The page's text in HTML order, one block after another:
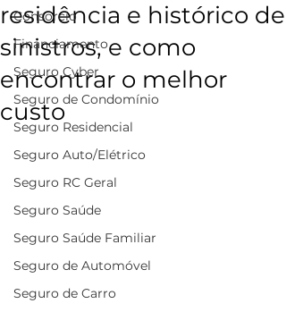
Consorcio
Financiamento
Seguro Cyber
Seguro de Condomínio
Seguro Residencial
Seguro Auto/Elétrico
Seguro RC Geral
Seguro Saúde
Seguro Saúde Familiar
Seguro de Automóvel
Seguro de Carro
residência e histórico de
sinistros, e como
encontrar o melhor
custo